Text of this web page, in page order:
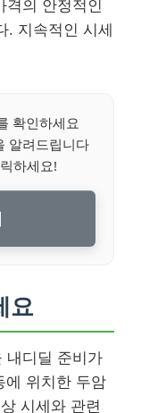
격의 안정적인
. 지속적인 시세
확인하세요
알려드립니다
하세요!
요
내디딜 준비가
에 위치한 두암
시세와 관련